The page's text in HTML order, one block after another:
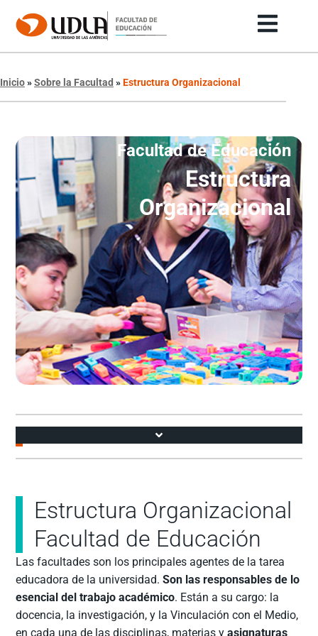
Inicio»Sobre la Facultad »Estructura Organizacional
Facultad de Educación
Estructura
Organizacional
Estructura Organizacional
Facultad de Educación
Las facultades son los principales agentes de la tarea
educadora de la universidad.Son las responsables de lo
esencial del trabajo académico. Están a su cargo: la
docencia, la investigación, y la Vinculación con el Medio,
en cada una de las disciplinas, materias yasignaturas